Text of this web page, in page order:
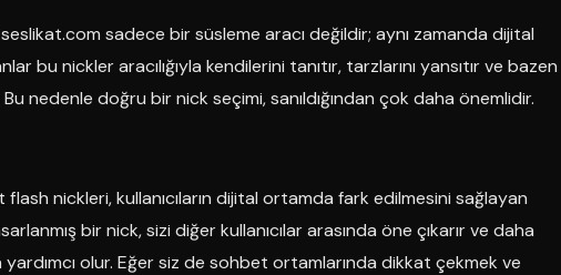
sadece bir süsleme aracı değildir; aynı zamanda dijital
bu nickler aracılığıyla kendilerini tanıtır, tarzlarını yansıtır ve bazen
nedenle doğru bir nick seçimi, sanıldığından çok daha önemlidir.
nickleri, kullanıcıların dijital ortamda fark edilmesini sağlayan
bir nick, sizi diğer kullanıcılar arasında öne çıkarır ve daha
olur. Eğer siz de sohbet ortamlarında dikkat çekmek ve